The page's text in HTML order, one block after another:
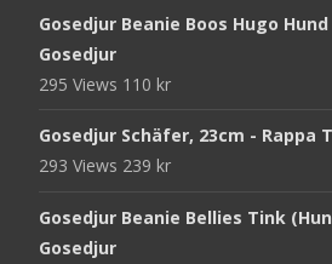
Gosedjur Beanie Boos Hugo Hund
Gosedjur
295 Views 110 kr
Gosedjur Schäfer, 23cm - Rappa
293 Views 239 kr
Gosedjur Beanie Bellies Tink
Gosedjur